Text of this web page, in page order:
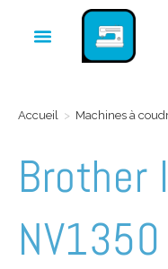
Accueil > Machines à
Brother
NV1350